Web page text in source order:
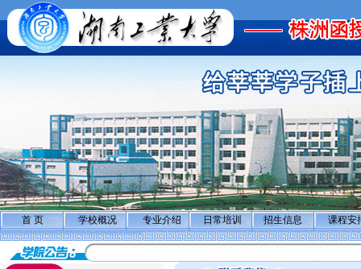
首 页 学校概况 专业介绍 日常培训 招生信息 课程安